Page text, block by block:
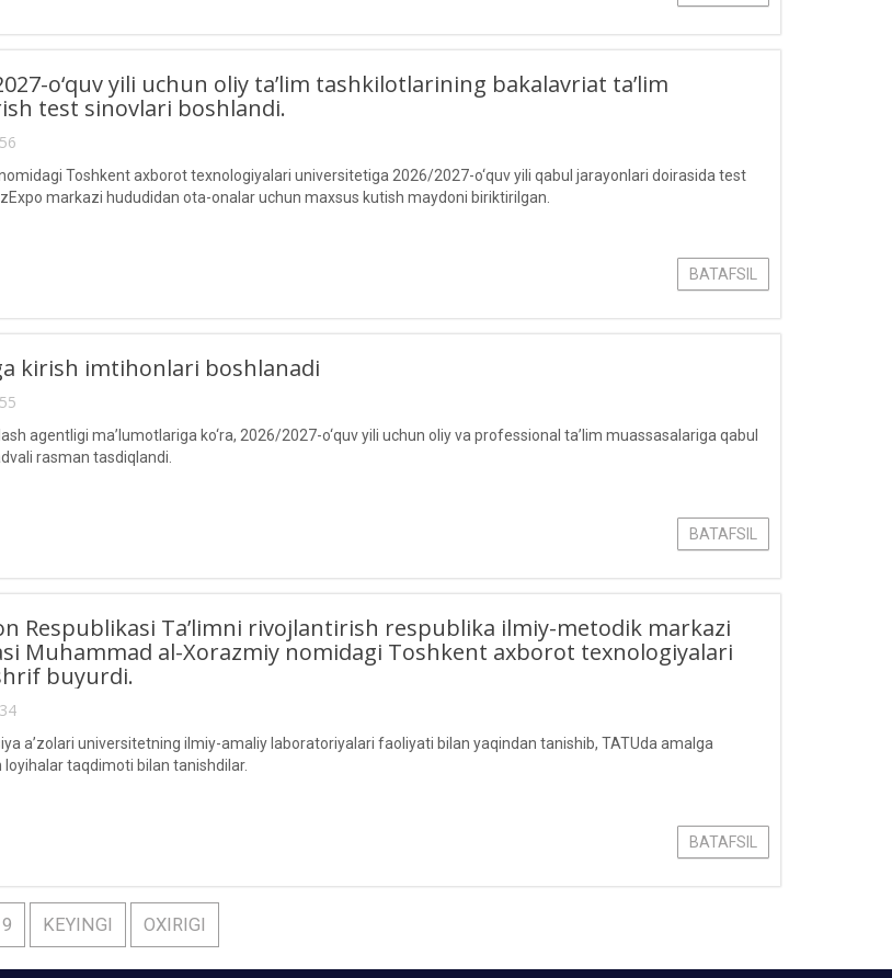
o‘quv yili uchun oliy ta’lim tashkilotlarining bakalavriat ta’lim
test sinovlari boshlandi.
Toshkent axborot texnologiyalari universitetiga 2026/2027-o‘quv yili qabul jarayonlari doirasida test
markazi hududidan ota-onalar uchun maxsus kutish maydoni biriktirilgan.
BATAFSIL
kirish imtihonlari boshlanadi
agentligi ma’lumotlariga ko‘ra, 2026/2027-o‘quv yili uchun oliy va professional ta’lim muassasalariga qabul
rasman tasdiqlandi.
BATAFSIL
Respublikasi Ta’limni rivojlantirish respublika ilmiy-metodik markazi
Muhammad al-Xorazmiy nomidagi Toshkent axborot texnologiyalari
buyurdi.
a’zolari universitetning ilmiy-amaliy laboratoriyalari faoliyati bilan yaqindan tanishib, TATUda amalga
taqdimoti bilan tanishdilar.
BATAFSIL
9 KEYINGI OXIRIGI